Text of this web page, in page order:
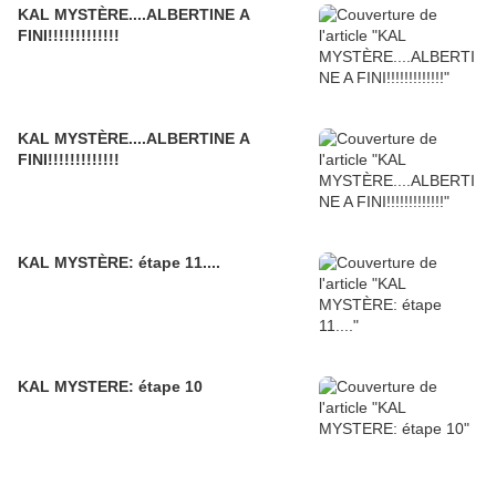
KAL MYSTÈRE....ALBERTINE A
FINI!!!!!!!!!!!!!
KAL MYSTÈRE....ALBERTINE A
FINI!!!!!!!!!!!!!
KAL MYSTÈRE: étape 11....
KAL MYSTERE: étape 10